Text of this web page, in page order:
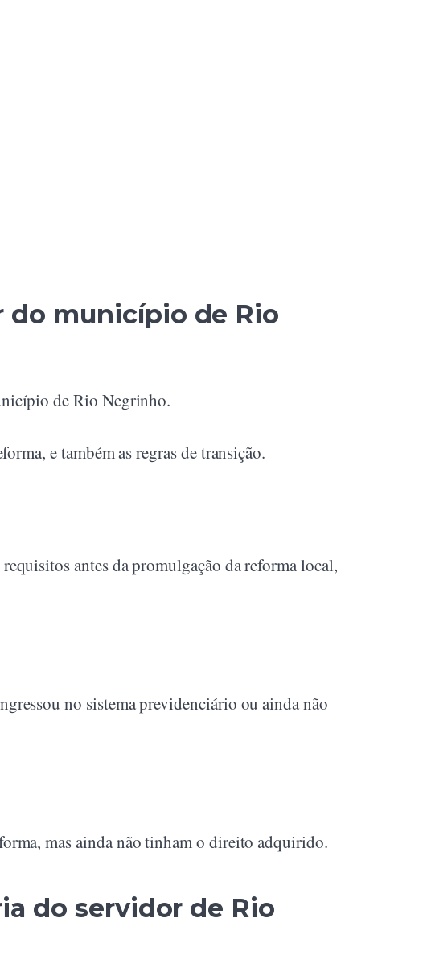
do município de Rio
de Rio Negrinho.
e também as regras de transição.
antes da promulgação da reforma local,
no sistema previdenciário ou ainda não
mas ainda não tinham o direito adquirido.
do servidor de Rio